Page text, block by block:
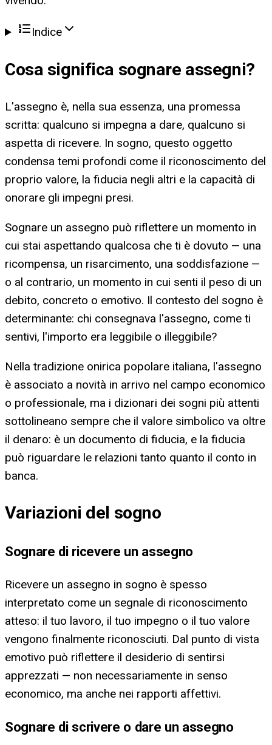
Indice
Cosa significa sognare assegni?
L'assegno è, nella sua essenza, una promessa
scritta: qualcuno si impegna a dare, qualcuno si
aspetta di ricevere. In sogno, questo oggetto
condensa temi profondi come il riconoscimento del
proprio valore, la fiducia negli altri e la capacità di
onorare gli impegni presi.
Sognare un assegno può riflettere un momento in
cui stai aspettando qualcosa che ti è dovuto — una
ricompensa, un risarcimento, una soddisfazione —
o al contrario, un momento in cui senti il peso di un
debito, concreto o emotivo. Il contesto del sogno è
determinante: chi consegnava l'assegno, come ti
sentivi, l'importo era leggibile o illeggibile?
Nella tradizione onirica popolare italiana, l'assegno
è associato a novità in arrivo nel campo economico
o professionale, ma i dizionari dei sogni più attenti
sottolineano sempre che il valore simbolico va oltre
il denaro: è un documento di fiducia, e la fiducia
può riguardare le relazioni tanto quanto il conto in
banca.
Variazioni del sogno
Sognare di ricevere un assegno
Ricevere un assegno in sogno è spesso
interpretato come un segnale di riconoscimento
atteso: il tuo lavoro, il tuo impegno o il tuo valore
vengono finalmente riconosciuti. Dal punto di vista
emotivo può riflettere il desiderio di sentirsi
apprezzati — non necessariamente in senso
economico, ma anche nei rapporti affettivi.
Sognare di scrivere o dare un assegno